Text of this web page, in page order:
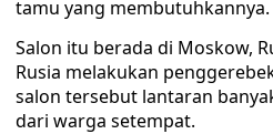
tamu yang membutuhkannya.
Salon itu berada di Moskow,
Rusia melakukan
salon tersebut lantaran
dari warga setempat.